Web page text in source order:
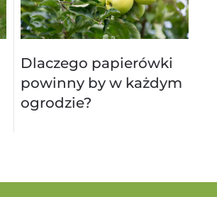
Dlaczego papierówki
powinny by w każdym
ogrodzie?